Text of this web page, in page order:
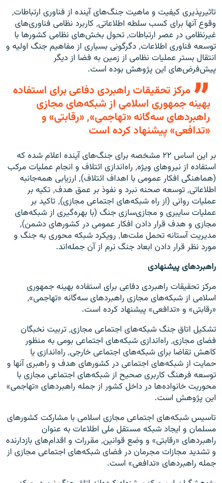
تاثیرپذیری کیفیت و ماهیت جنگ‌های آینده از فناوری ارتباطات٬
وقوع آنها برای کسب سلطه اطلاعاتی٬ کاربرد نظامی فناوری‌های
غیرنظامی در عصر ارتباطات٬ تحول بخش‌های نظامی کشورها با
توسعه فناوری اطلاعات٬ دگرگونی بسیاری از مفاهیم جنگ اولیه و
انتقال بستر عملیات نظامی از زمین به فضا از دیگر
پیش‌فرض‌های این پژوهش بوده است.
مرکز تحقیقات راهبردی دفاعی برای استفاده
بهینه جمهوری اسلامی از شبکه‌های مجازی
راهبردهای سه‌گانه «تهاجمی»٬ «رقابتی» و
«تدافعی» پیشنهاد کرده است
بر این اساس ۲۲ مشخصه برای جنگ‌های آینده اعلام شده که
استفاده از نیروهای ویژه٬ راه‌اندازی ائتلاف و انجام عملیات مرکب
(هماهنگی افکار عمومی با اهداف ائتلاف)٬ ارزیابی همه‌جانبه
اطلاعاتی٬ توسعه صحنه نبرد و نفوذ بر عمق هدف٬ تکیه بر
عملیات روانی (از راه شبکه‌های اجتماعی مجازی)٬ تاکید بر
عملیات سایبری و مجازی‌سازی جنگ (با بهره‌گیری از شبکه‌های
مجازی و هدف قرار دادن افکار عمومی در کشورهای دشمن)٬
مدیریت آستانه تحمل ملت‌ها٬ رویکرد شبکه محوری به جنگ و
مورد نظر قرار دادن ابعاد جنگ نرم از آن جمله‌اند.
راهبردهای پیشنهادی
مرکز تحقیقات راهبردی دفاعی برای استفاده بهینه جمهوری
اسلامی از شبکه‌های مجازی راهبردهای سه‌گانه «تهاجمی»٬
«رقابتی» و «تدافعی» پیشنهاد کرده است.
تشکیل اتاق جنگ شبکه‌های اجتماعی مجازی٬ تربیت نخبگان
فضای مجازی٬ راه‌اندازی شبکه‌های اجتماعی بومی به منظور
کاهش تقاضا برای شبکه‌های اجتماعی خارجی٬ راه‌اندازی یا
حمایت از شبکه‌های اجتماعی در کشورهای هدف و راهبری آنها و
توسعه فرهنگ‌ کاربری صحیح از شبکه‌های اجتماعی مجازی با
محوریت خانواده‌ها در داخل کشور از جمله راهبردهای «تهاجمی»
این پژوهش است.
تاسیس شبکه‌های اجتماعی مجازی اسلامی با مشارکت کشورهای
مسلمان و ایجاد شبکه مستقل ملی اطلاعات به عنوان
راهبردهای «رقابتی» و وضع قوانین٬ مقررات و اقدام‌های بازدارنده
و تشدید مجازات مجرمان در فضای شبکه‌های اجتماعی مجازی از
جمله راهبردهای «تدافعی» است.